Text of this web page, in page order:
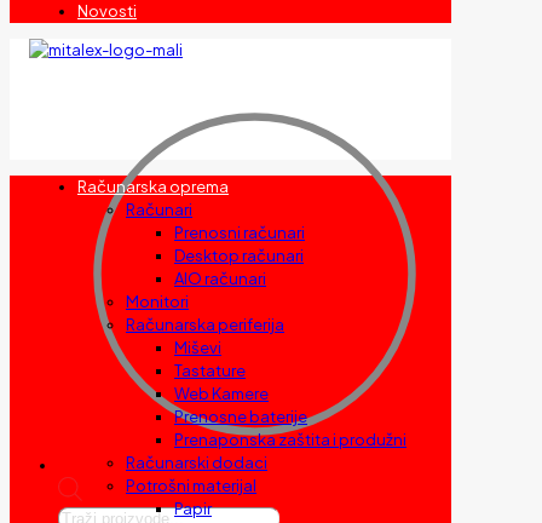
Novosti
Products
Računarska oprema
Računari
Prenosni računari
Desktop računari
AIO računari
Monitori
Računarska periferija
Miševi
Tastature
Web Kamere
Prenosne baterije
Prenaponska zaštita i produžni
Računarski dodaci
Potrošni materijal
Papir